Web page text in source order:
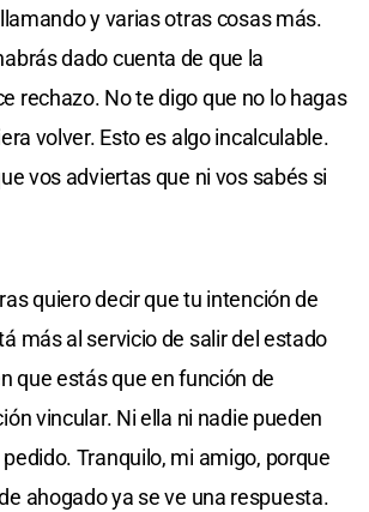
y varias otras cosas más.
dado cuenta de que la
rechazo. No te digo que no lo hagas
volver. Esto es algo incalculable.
vos adviertas que ni vos sabés si
quiero decir que tu intención de
más al servicio de salir del estado
que estás que en función de
vincular. Ni ella ni nadie pueden
Tranquilo, mi amigo, porque
ahogado ya se ve una respuesta.